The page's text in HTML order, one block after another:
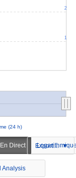
(24 h)
1
2
Direct Exportation
Analysis